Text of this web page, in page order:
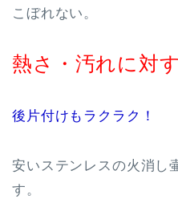
こぼれない。
熱さ・汚れに対
後片付けもラクラク！
安いステンレスの火消し
す。